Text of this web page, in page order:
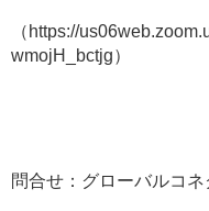
（https://
wmojH_bctjg）
問合せ：グローバルコネ